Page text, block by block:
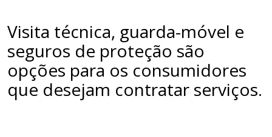
Visita técnica, guarda-móvel e
seguros de proteção são
opções para os consumidores
que desejam contratar serviços.